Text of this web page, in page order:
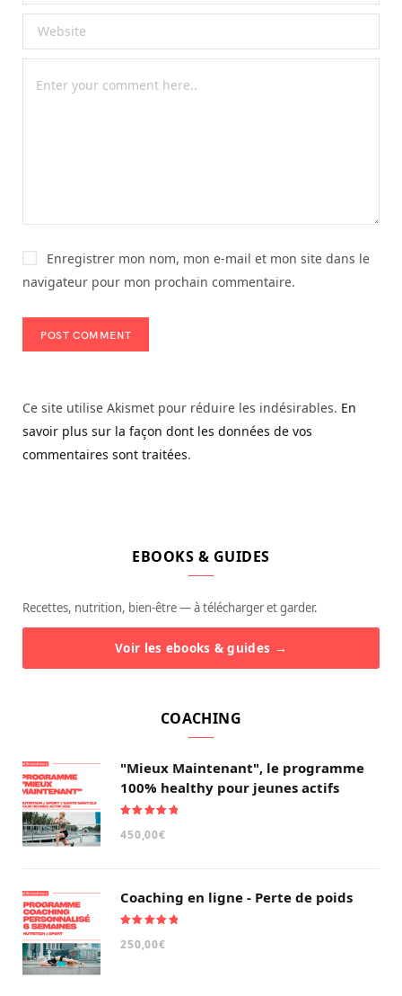
Enregistrer mon nom, mon e-mail et mon site dans le
navigateur pour mon prochain commentaire.
Ce site utilise Akismet pour réduire les indésirables. En
savoir plus sur la façon dont les données de vos
commentaires sont traitées.
EBOOKS & GUIDES
Recettes, nutrition, bien-être — à télécharger et garder.
Voir les ebooks & guides →
COACHING
"Mieux Maintenant", le programme
100% healthy pour jeunes actifs
sur 5
450,00€
Coaching en ligne - Perte de poids
sur 5
250,00€